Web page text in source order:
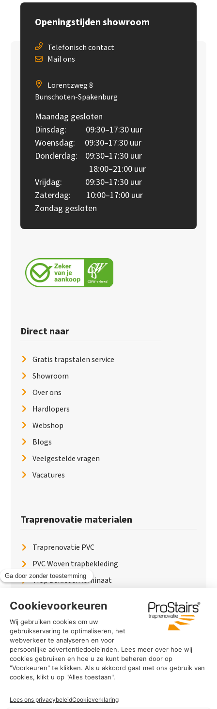
Openingstijden showroom
Telefonisch contact
Mail ons
Lorentzweg 8
Bunschoten-Spakenburg
Maandag gesloten
Dinsdag: 09:30–17:30 uur
Woensdag: 09:30–17:30 uur
Donderdag: 09:30–17:30 uur
18:00–21:00 uur
Vrijdag: 09:30–17:30 uur
Zaterdag: 10:00–17:00 uur
Zondag gesloten
Direct naar
Gratis trapstalen service
Showroom
Over ons
Hardlopers
Webshop
Blogs
Veelgestelde vragen
Vacatures
Traprenovatie materialen
Traprenovatie PVC
PVC Woven trapbekleding
Trap bekleden laminaat
Traptreden beton
Traptreden leer
PaintWood
Trapverlichting
PVC Vloer
Marmerlook trap